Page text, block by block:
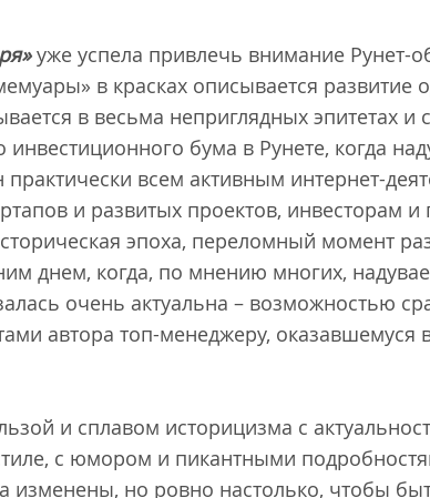
уже успела привлечь внимание Рунет-
в красках описывается развитие
в весьма неприглядных эпитетах и
бума в Рунете, когда
всем активным интернет-
и развитых проектов, инвесторам и
эпоха, переломный момент
днем, когда, по мнению многих,
очень актуальна – возможностью
автора топ-менеджеру, оказавшемуся
и сплавом историцизма с
с юмором и пикантными
изменены, но ровно настолько, чтобы